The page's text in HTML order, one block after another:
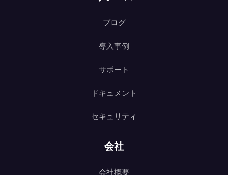
ブログ
導入事例
サポート
ドキュメント
セキュリティ
会社
会社概要